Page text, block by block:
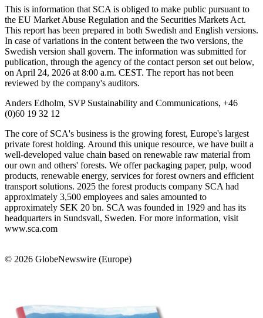
This is information that SCA is obliged to make public pursuant to
the EU Market Abuse Regulation and the Securities Markets Act.
This report has been prepared in both Swedish and English versions.
In case of variations in the content between the two versions, the
Swedish version shall govern. The information was submitted for
publication, through the agency of the contact person set out below,
on April 24, 2026 at 8:00 a.m. CEST. The report has not been
reviewed by the company's auditors.
Anders Edholm, SVP Sustainability and Communications, +46
(0)60 19 32 12
The core of SCA's business is the growing forest, Europe's largest
private forest holding. Around this unique resource, we have built a
well-developed value chain based on renewable raw material from
our own and others' forests. We offer packaging paper, pulp, wood
products, renewable energy, services for forest owners and efficient
transport solutions. 2025 the forest products company SCA had
approximately 3,500 employees and sales amounted to
approximately SEK 20 bn. SCA was founded in 1929 and has its
headquarters in Sundsvall, Sweden. For more information, visit
www.sca.com
© 2026 GlobeNewswire (Europe)